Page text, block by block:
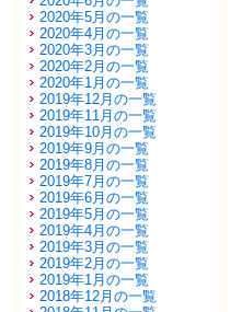
2020年5月の一覧
2020年4月の一覧
2020年3月の一覧
2020年2月の一覧
2020年1月の一覧
2019年12月の一覧
2019年11月の一覧
2019年10月の一覧
2019年9月の一覧
2019年8月の一覧
2019年7月の一覧
2019年6月の一覧
2019年5月の一覧
2019年4月の一覧
2019年3月の一覧
2019年2月の一覧
2019年1月の一覧
2018年12月の一覧